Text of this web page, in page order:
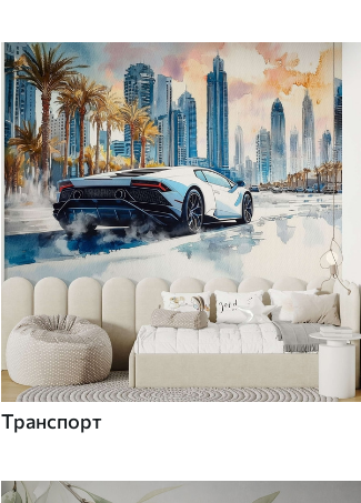
Транспорт